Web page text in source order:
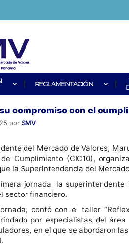
REGLAMENTACIÓN
compromiso con el
por SMV
del Mercado de Valores,
Cumplimiento (CIC10),
la Superintendencia del
jornada, la
sector financiero.
contó con el taller
por especialistas del
en el que se abordaron